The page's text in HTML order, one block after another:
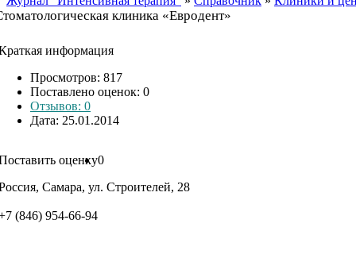
клиника «Евродент»
информация
Просмотров: 817
Поставлено оценок: 0
Отзывов: 0
Дата: 25.01.2014
оценку0
Самара, ул. Строителей, 28
(846) 954-66-94